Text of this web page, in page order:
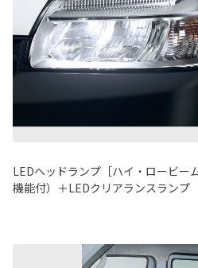
LEDヘッドランプ［ハイ・ロービー
機能付）＋LEDクリアランスランプ